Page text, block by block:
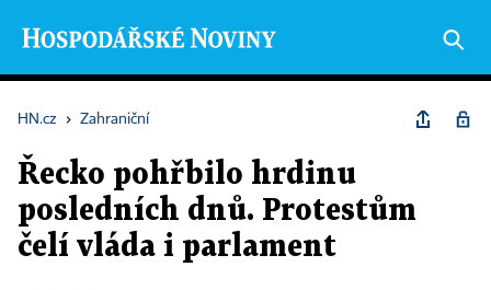
HN.cz › Zahraniční
Řecko pohřbilo hrdinu
posledních dnů. Protestům
čelí vláda i parlament